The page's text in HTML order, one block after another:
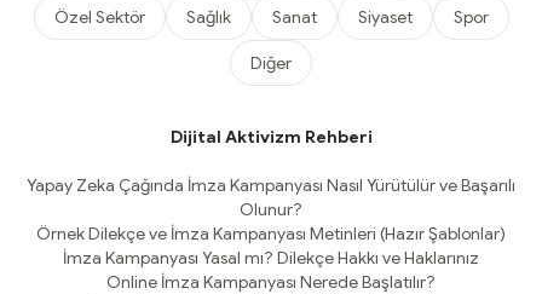
Özel Sektör Sağlık Sanat Siyaset Spor
Diğer
Dijital Aktivizm Rehberi
Yapay Zeka Çağında İmza Kampanyası Nasıl Yürütülür ve Başarılı
Olunur?
Örnek Dilekçe ve İmza Kampanyası Metinleri (Hazır Şablonlar)
İmza Kampanyası Yasal mı? Dilekçe Hakkı ve Haklarınız
Online İmza Kampanyası Nerede Başlatılır?